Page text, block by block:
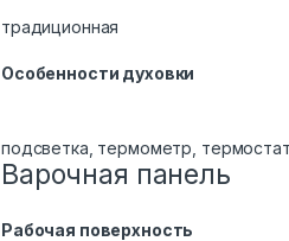
традиционная
Особенности духовки
подсветка, термометр,
Варочная панель
Рабочая поверхность